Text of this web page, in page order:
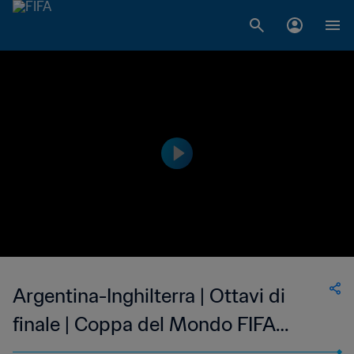
Argentina-Inghilterra | Ottavi di
finale | Coppa del Mondo FIFA